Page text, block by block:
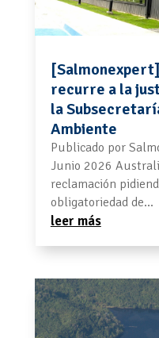
recurre a la
la
Ambiente
Publicado por
Junio 2026
reclamación
obligatoriedad de...
leer más